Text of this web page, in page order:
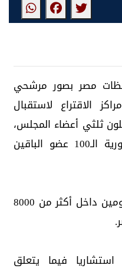
مصر بصور مرشحي
الاقتراع لاستقبال
200 مرشح يمثلون ثلثي أعضاء المجلس،
في حين يختار رئيس الجمهورية الـ100 عضو الباقين
وتستمر الانتخابات على مدار يومين داخل أكثر من 8000
فيما يتعلق